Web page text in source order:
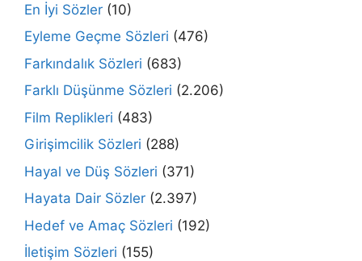
En İyi Sözler (10)
Eyleme Geçme Sözleri (476)
Farkındalık Sözleri (683)
Farklı Düşünme Sözleri (2.206)
Film Replikleri (483)
Girişimcilik Sözleri (288)
Hayal ve Düş Sözleri (371)
Hayata Dair Sözler (2.397)
Hedef ve Amaç Sözleri (192)
İletişim Sözleri (155)